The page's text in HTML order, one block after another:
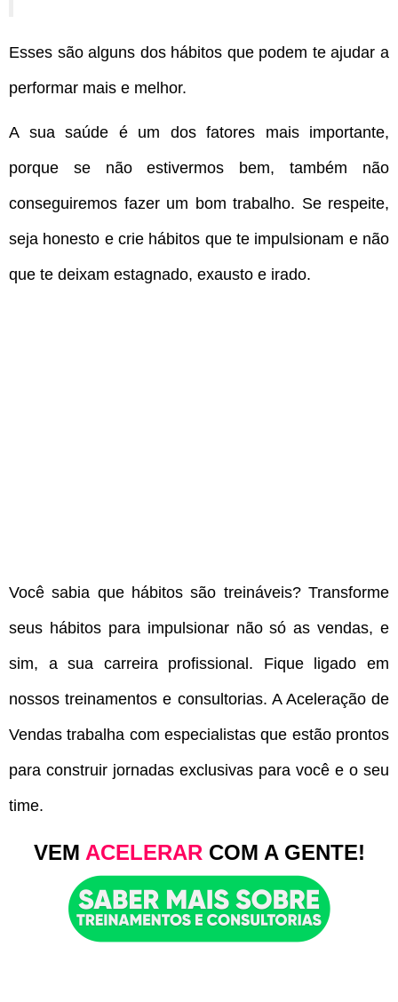
Esses são alguns dos hábitos que podem te ajudar a
performar mais e melhor.
A sua saúde é um dos fatores mais importante,
porque se não estivermos bem, também não
conseguiremos fazer um bom trabalho. Se respeite,
seja honesto e crie hábitos que te impulsionam e não
que te deixam estagnado, exausto e irado.
Você sabia que hábitos são treináveis? Transforme
seus hábitos para impulsionar não só as vendas, e
sim, a sua carreira profissional. Fique ligado em
nossos treinamentos e consultorias. A Aceleração de
Vendas trabalha com especialistas que estão prontos
para construir jornadas exclusivas para você e o seu
time.
VEM ACELERAR COM A GENTE!